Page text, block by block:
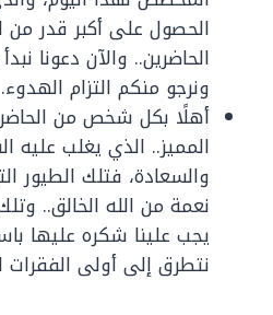
الحصول على أكبر قدر من
الحاضرين.. والآن دعونا
ونرجو منكم التزام الهدوء.
أهلًا بكل شخص من
المميز.. الذي يغلب عليه
والسعادة، فتلك
نعمة من الله الخالق..
يجب علينا شكره عليها
نتطرق إلى أولى الفقرات